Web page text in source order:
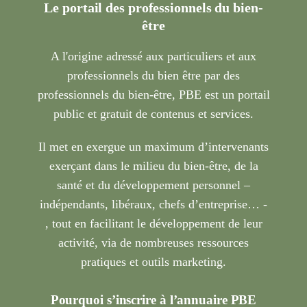
Le portail des professionnels du bien-
être
A l'origine adressé aux particuliers et aux
professionnels du bien être par des
professionnels du bien-être, PBE est un portail
public et gratuit de contenus et services.
Il met en exergue un maximum d’intervenants
exerçant dans le milieu du bien-être, de la
santé et du développement personnel –
indépendants, libéraux, chefs d’entreprise… -
, tout en facilitant le développement de leur
activité, via de nombreuses ressources
pratiques et outils marketing.
Pourquoi s’inscrire à l’annuaire PBE